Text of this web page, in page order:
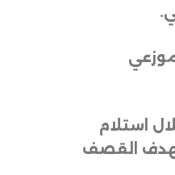
.
استلام
القصف